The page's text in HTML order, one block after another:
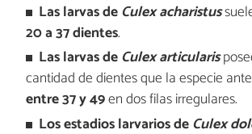
Las larvas deCulex acharistus
20 a 37 dientes.
Las larvas deCulex articularis
cantidad de dientes que la especie
entre 37 y 49en dos filas irregulares.
Los estadios larvarios deCulex